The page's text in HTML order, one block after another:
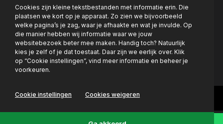
Privacy policy
Cookies zijn kleine tekstbestanden met informatie erin. Die
plaatsen we kort op je apparaat. Zo zien we bijvoorbeeld
welke pagina’s je zag, waar je afhaakte en wat je invulde. Op
die manier hebben wij informatie waar we jouw
websitebezoek beter mee maken. Handig toch? Natuurlijk
kies je zelf of je dat toestaat. Daar zijn we eerlijk over. Klik
op “Cookie instellingen”, vind meer informatie en beheer je
voorkeuren.
Cookie instellingen Cookies weigeren